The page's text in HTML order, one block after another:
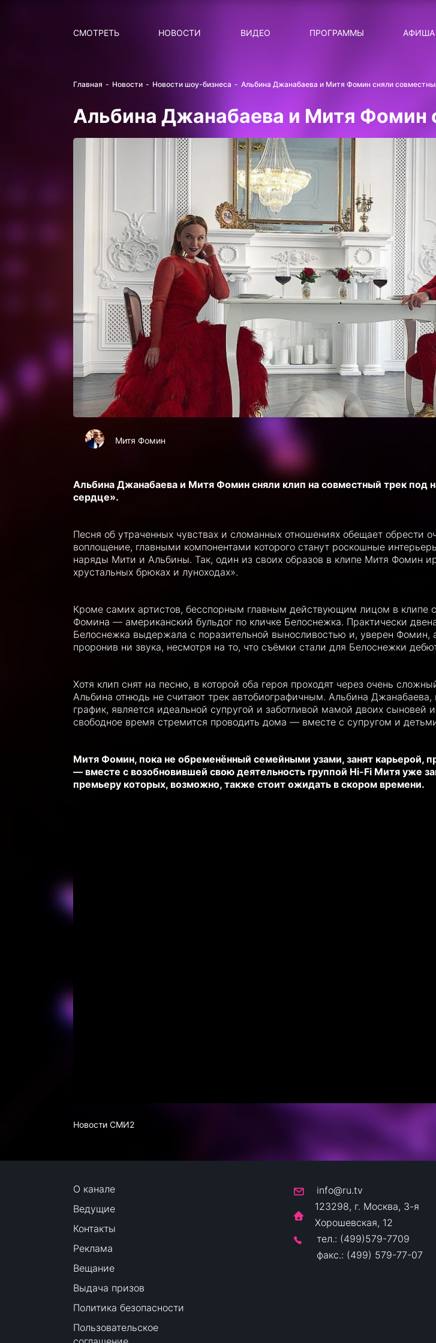
СМОТРЕТЬ НОВОСТИ
ВИДЕО
ПРОГРАММЫ
СТАТУС: В СЕТИ
СИЯЙ ПО-ЗВЁЗДНОМУ
ЛИЧНЫЙ ВОПРОС
ДОТЯНИСЬ ДО ЗВЁЗД
АФИША
Главная Новости Новости шоу-бизнеса Альбина Джанабаева и Митя Фомин сняли
Альбина Джанабаева и Митя Фомин
Митя Фомин
Альбина Джанабаева и Митя Фомин сняли клип на совместный трек под
сердце».
Песня об утраченных чувствах и сломанных отношениях обещает обрести
воплощение, главными компонентами которого станут роскошные
наряды Мити и Альбины. Так, один из своих образов в клипе Митя Фомин
хрустальных брюках и луноходах».
Кроме самих артистов, бесспорным главным действующим лицом в клипе
Фомина — американский бульдог по кличке Белоснежка. Практически
Белоснежка выдержала с поразительной выносливостью и, уверен Фомин,
проронив ни звука, несмотря на то, что съёмки стали для Белоснежки
Хотя клип снят на песню, в которой оба героя проходят через очень
Альбина отнюдь не считают трек автобиографичным. Альбина
график, является идеальной супругой и заботливой мамой двоих сыновей
свободное время стремится проводить дома — вместе с супругом и
Митя Фомин, пока не обременённый семейными узами, занят карьерой,
— вместе с возобновившей свою деятельность группой Hi-Fi Митя уже
премьеру которых, возможно, также стоит ожидать в скором времени.
Новости СМИ2
О канале
Ведущие
Контакты
Реклама
Вещание
Выдача призов
Политика безопасности
Пользовательское
info@ru.tv
123298, г. Москва, 3-я
Хорошевская, 12
тел.: (499)579-7709
факс.: (499) 579-77-07